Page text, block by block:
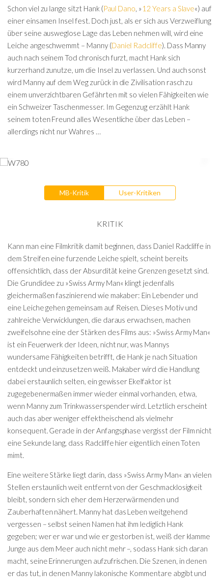
Schon viel zu lange sitzt Hank (Paul Dano, »12 Years a Slave«) auf
einer einsamen Insel fest. Doch just, als er sich aus Verzweiflung
über seine ausweglose Lage das Leben nehmen will, wird eine
Leiche angeschwemmt – Manny (Daniel Radcliffe). Dass Manny
auch nach seinem Tod chronisch furzt, macht Hank sich
kurzerhand zunutze, um die Insel zu verlassen. Und auch sonst
wird Manny auf dem Weg zurück in die Zivilisation rasch zu
einem unverzichtbaren Gefährten mit so vielen Fähigkeiten wie
ein Schweizer Taschenmesser. Im Gegenzug erzählt Hank
seinem toten Freund alles Wesentliche über das Leben –
allerdings nicht nur Wahres …
MB-Kritik User-Kritiken
KRITIK
Kann man eine Filmkritik damit beginnen, dass Daniel Radcliffe in
dem Streifen eine furzende Leiche spielt, scheint bereits
offensichtlich, dass der Absurdität keine Grenzen gesetzt sind.
Die Grundidee zu »Swiss Army Man« klingt jedenfalls
gleichermaßen faszinierend wie makaber: Ein Lebender und
eine Leiche gehen gemeinsam auf Reisen. Dieses Motiv und
zahlreiche Verwicklungen, die daraus erwachsen, machen
zweifelsohne eine der Stärken des Films aus: »Swiss Army Man«
ist ein Feuerwerk der Ideen, nicht nur, was Mannys
wundersame Fähigkeiten betrifft, die Hank je nach Situation
entdeckt und einzusetzen weiß. Makaber wird die Handlung
dabei erstaunlich selten, ein gewisser Ekelfaktor ist
zugegebenermaßen immer wieder einmal vorhanden, etwa,
wenn Manny zum Trinkwasserspender wird. Letztlich erscheint
auch das aber weniger effektheischend als vielmehr
konsequent. Gerade in der Anfangsphase vergisst der Film nicht
eine Sekunde lang, dass Radcliffe hier eigentlich einen Toten
mimt.
Eine weitere Stärke liegt darin, dass »Swiss Army Man« an vielen
Stellen erstaunlich weit entfernt von der Geschmacklosigkeit
bleibt, sondern sich eher dem Herzerwärmenden und
Zauberhaften nähert. Manny hat das Leben weitgehend
vergessen – selbst seinen Namen hat ihm lediglich Hank
gegeben; wer er war und wie er gestorben ist, weiß der klamme
Junge aus dem Meer auch nicht mehr –, sodass Hank sich daran
macht, seine Erinnerungen aufzufrischen. Die Szenen, in denen
er das tut, in denen Manny lakonische Kommentare abgibt und